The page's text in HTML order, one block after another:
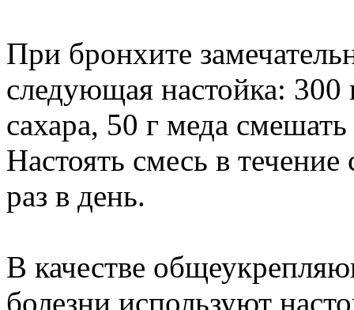
При бронхите
следующая настойка: 300
сахара, 50 г меда
Настоять смесь в
раз в день.
В качестве
болезни используют